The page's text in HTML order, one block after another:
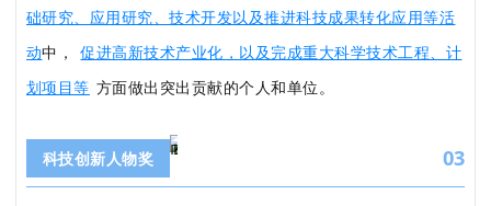
础研究、应用研究、技术开发以及推进科技成果转化应用等活
动中，
促进高新技术产业化，以及完成重大科学技术工程、计
划项目等 方面做出突出贡献的个人和单位。
科技创新人物奖 03